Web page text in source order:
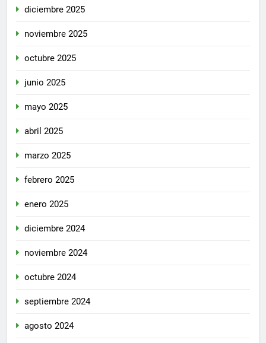
diciembre 2025
noviembre 2025
octubre 2025
junio 2025
mayo 2025
abril 2025
marzo 2025
febrero 2025
enero 2025
diciembre 2024
noviembre 2024
octubre 2024
septiembre 2024
agosto 2024